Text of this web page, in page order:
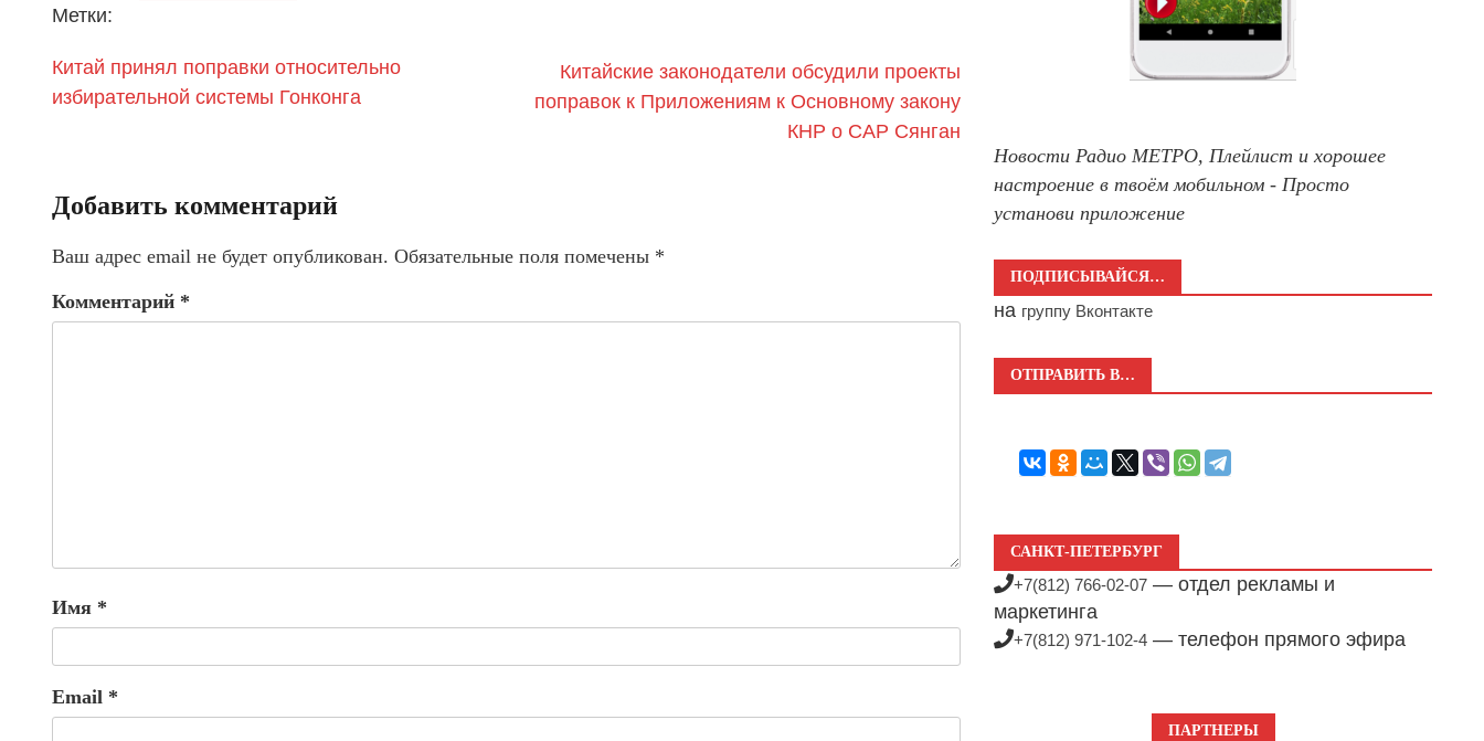
Метки:
Китай принял поправки относительно
избирательной системы Гонконга
Китайские законодатели обсудили проекты
поправок к Приложениям к Основному закону
КНР о САР Сянган
Добавить комментарий
Ваш адрес email не будет опубликован. Обязательные поля помечены *
Комментарий *
Имя *
Email *
Новости Радио МЕТРО, Плейлист и хорошее
настроение в твоём мобильном - Просто
установи приложение
ПОДПИСЫВАЙСЯ…
на группу Вконтакте
ОТПРАВИТЬ В…
САНКТ-ПЕТЕРБУРГ
+7(812) 766-02-07 — отдел рекламы и
маркетинга
+7(812) 971-102-4 — телефон прямого эфира
ПАРТНЕРЫ